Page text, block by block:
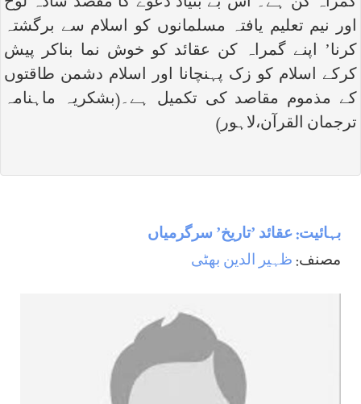
اور نیم تعلیم یافتہ مسلمانوں کو اسلام سے برگشتہ
کرنا’ اپنے گمراہ کن عقائد کو خوش نما بناکر پیش
کرکے اسلام کو زک پہنچانا اور اسلام دشمن طاقتوں
کے مذموم مقاصد کی تکمیل ہے۔(بشکریہ ماہنامہ
ترجمان القرآن،لاہور)
بہائیت: عقائد ’تاریخ’ سرگرمیاں
مصنف: ظہیر الدین بھٹی